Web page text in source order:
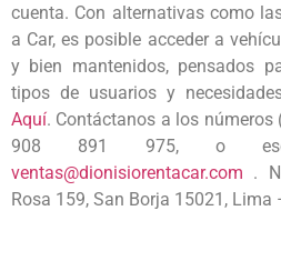
cuenta. Con alternativas como
a Car, es posible acceder a
y bien mantenidos, pensados
tipos de usuarios y
Aquí. Contáctanos a los
908 891 975, o
ventas@dionisiorentacar.com .
Rosa 159, San Borja 15021, Lima